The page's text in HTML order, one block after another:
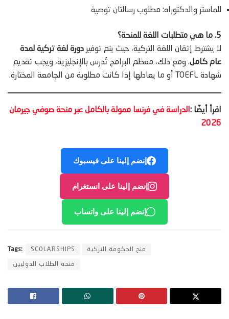
للماستر والدكتوراه: مطلوب رسالتان توصية
5. ما هي متطلبات اللغة للمنحة؟
لا يشترط إتقان اللغة التركية، حيث يتم توفير دورة لغة تركية لمدة
عام كامل. ومع ذلك، معظم البرامج تُدرس بالإنجليزية، ويجب تقديم
شهادة TOEFL أو ما يعادلها إذا كانت مطلوبة من الجامعة المختارة.
اقرأ أيضًا :الدراسة في فرنسا ممولة بالكامل عبر منحة صوفي جيرمان
2026
إنضم إلينا على فيسبوك
إنضم إلينا على انستغرام
إنضم إلينا على واتساب
Tags: SCOLARSHIPS منح الحكومة التركية
منحة الطلاب الدوليين